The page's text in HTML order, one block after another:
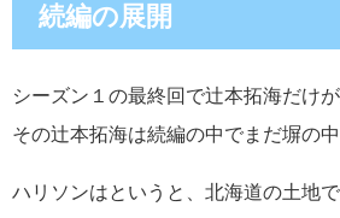
続編の展開
シーズン１の最終回で辻本拓海だけ
その辻本拓海は続編の中でまだ塀の中
ハリソンはというと、北海道の土地